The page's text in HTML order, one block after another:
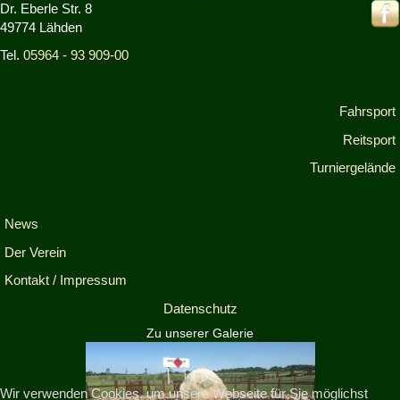
Dr. Eberle Str. 8
49774 Lähden
Tel. 05964 - 93 909-00
Fahrsport
Reitsport
Turniergelände
News
Der Verein
Kontakt / Impressum
Datenschutz
Zu unserer Galerie
Wir verwenden Cookies, um unsere Webseite für Sie möglichst